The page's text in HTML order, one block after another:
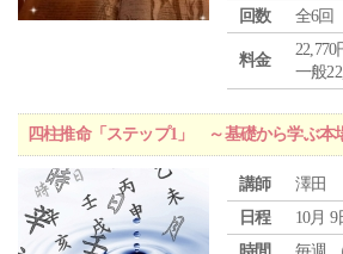
回数
全6回
料金
22,770
一般
四柱推命「ステップ1」 ～基礎から学ぶ本
講師
澤田
日程
10月 9